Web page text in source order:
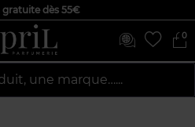
gratuite dès 55€
0
une marque…...